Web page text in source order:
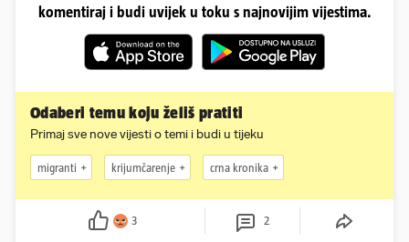
komentiraj i budi uvijek u toku s najnovijim vijestima.
Odaberi temu koju želiš pratiti
Primaj sve nove vijesti o temi i budi u tijeku
migranti krijumčarenje crna kronika
3 2